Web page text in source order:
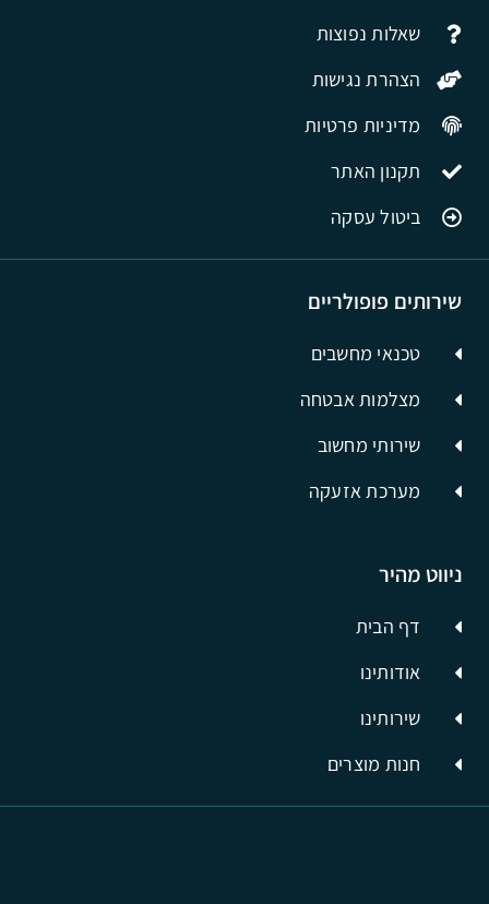
ניווט מהיר
דף הבית
אודותינו
שירותינו
חנות מוצרים
שירותים פופולריים
טכנאי מחשבים
מצלמות אבטחה
שירותי מחשוב
מערכת אזעקה
שאלות נפוצות
הצהרת נגישות
מדיניות פרטיות
תקנון האתר
ביטול עסקה